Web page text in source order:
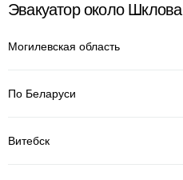
Эвакуатор около Шклова
Могилевская область
По Беларуси
Витебск